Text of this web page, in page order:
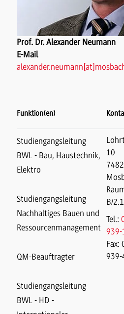
Prof. Dr. Alexander Neumann
E-Mail
Funktion(en)
Studiengangsleitung
BWL - Bau, Haustechnik,
Elektro
Studiengangsleitung
Nachhaltiges Bauen und
Ressourcenmanagement
QM-Beauftragter
Studiengangsleitung
BWL - HD -
10
B/
Tel.:
939-
Fax:
939-